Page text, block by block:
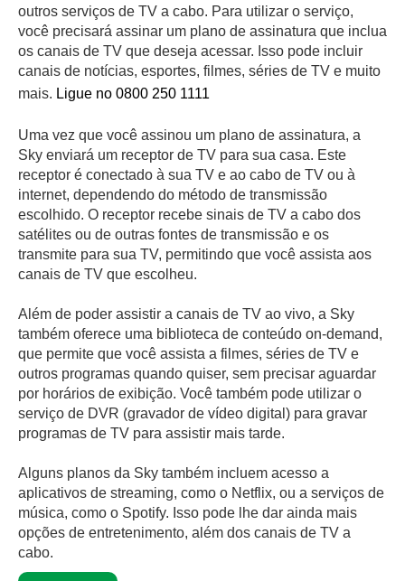
outros serviços de TV a cabo. Para utilizar o serviço,
você precisará assinar um plano de assinatura que inclua
os canais de TV que deseja acessar. Isso pode incluir
canais de notícias, esportes, filmes, séries de TV e muito
mais. Ligue no 0800 250 1111
Uma vez que você assinou um plano de assinatura, a
Sky enviará um receptor de TV para sua casa. Este
receptor é conectado à sua TV e ao cabo de TV ou à
internet, dependendo do método de transmissão
escolhido. O receptor recebe sinais de TV a cabo dos
satélites ou de outras fontes de transmissão e os
transmite para sua TV, permitindo que você assista aos
canais de TV que escolheu.
Além de poder assistir a canais de TV ao vivo, a Sky
também oferece uma biblioteca de conteúdo on-demand,
que permite que você assista a filmes, séries de TV e
outros programas quando quiser, sem precisar aguardar
por horários de exibição. Você também pode utilizar o
serviço de DVR (gravador de vídeo digital) para gravar
programas de TV para assistir mais tarde.
Alguns planos da Sky também incluem acesso a
aplicativos de streaming, como o Netflix, ou a serviços de
música, como o Spotify. Isso pode lhe dar ainda mais
opções de entretenimento, além dos canais de TV a
cabo.